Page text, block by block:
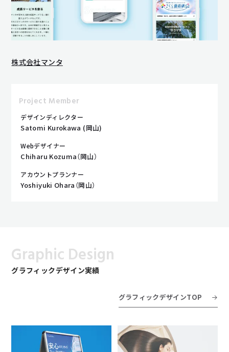
株式会社マンタ
Project Member
デザインディレクター
Satomi Kurokawa (岡山)
Webデザイナー
Chiharu Kozuma（岡山）
アカウントプランナー
Yoshiyuki Ohara（岡山）
Graphic Design
グラフィックデザイン実績
グラフィックデザインTOP